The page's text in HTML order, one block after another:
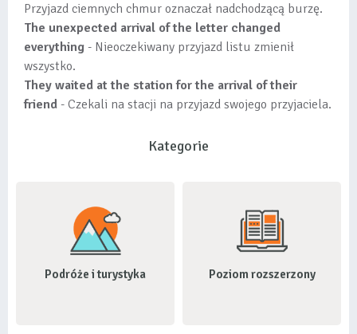
Przyjazd ciemnych chmur oznaczał nadchodzącą burzę.
The unexpected arrival of the letter changed
everything - Nieoczekiwany przyjazd listu zmienił
wszystko.
They waited at the station for the arrival of their
friend - Czekali na stacji na przyjazd swojego przyjaciela.
Kategorie
Podróże i turystyka Poziom rozszerzony